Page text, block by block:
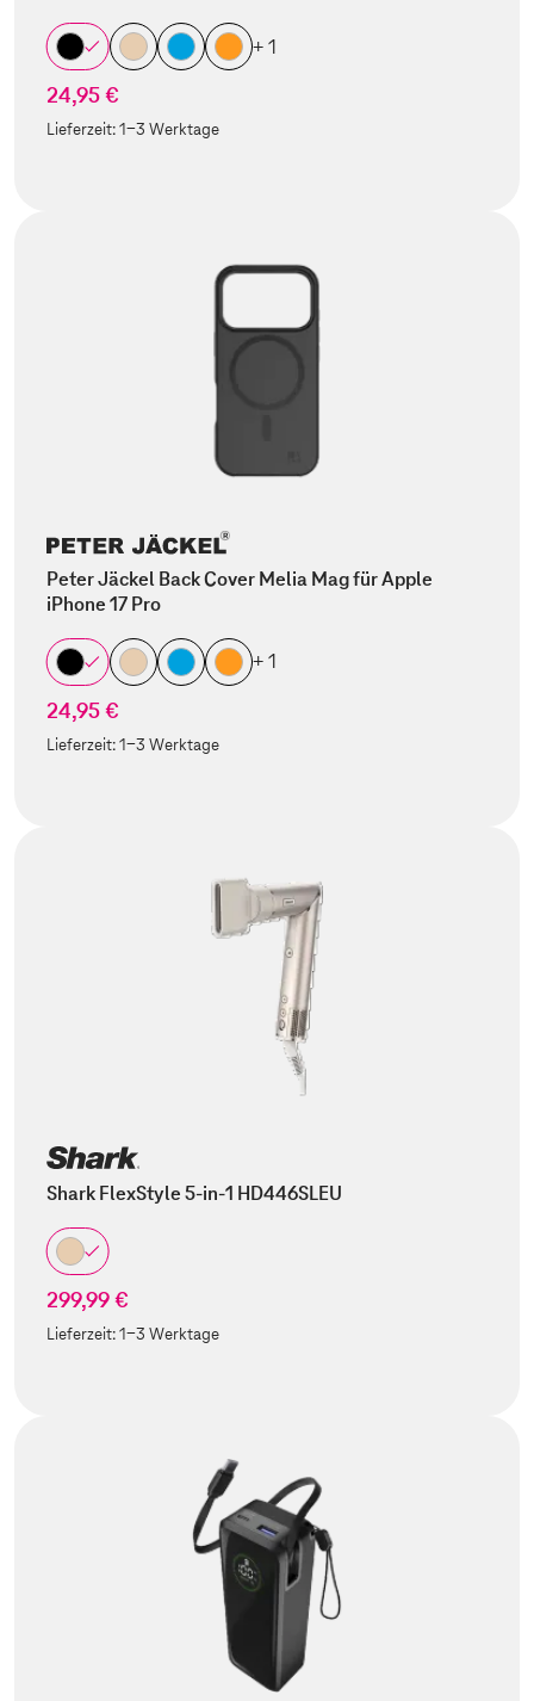
+ 1
24,95 €
Lieferzeit:1-3 Werktage
Peter Jäckel Back Cover Melia Mag für Apple
iPhone 17 Pro
+ 1
24,95 €
Lieferzeit:1-3 Werktage
Shark FlexStyle 5-in-1 HD446SLEU
299,99 €
Lieferzeit:1-3 Werktage